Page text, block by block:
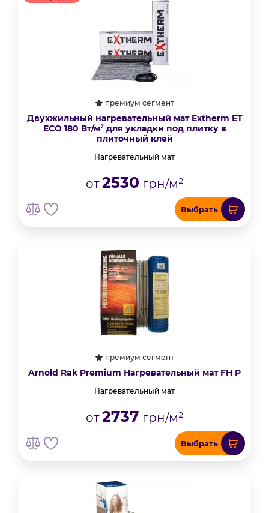
премиум сегмент
Двухжильный нагревательный мат Extherm ET
ECO 180 Вт/м² для укладки под плитку в
плиточный клей
Нагревательный мат
от2530 грн/м²
Выбрать
премиум сегмент
Arnold Rak Premium Нагревательный мат FH Р
Нагревательный мат
от2737 грн/м²
Выбрать